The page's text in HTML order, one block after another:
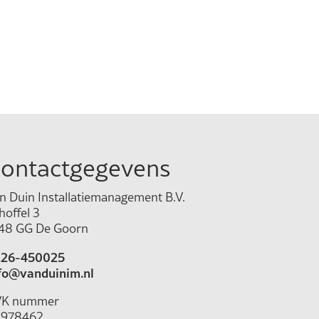
Duin Installatiemanagement B.V.
3
GG De Goorn
450025
nummer